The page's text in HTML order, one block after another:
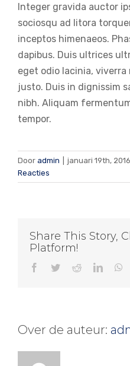
Integer gravida auctor
sociosqu ad litora
inceptos himenaeos.
dapibus. Duis ultrices
eget odio lacinia,
justo. Duis in dignissim
nibh. Aliquam
tempor.
Door admin januari 19th, 2016
Reacties
Share This Story,
Platform!
Facebook
TwitterReddit
Over de auteur: